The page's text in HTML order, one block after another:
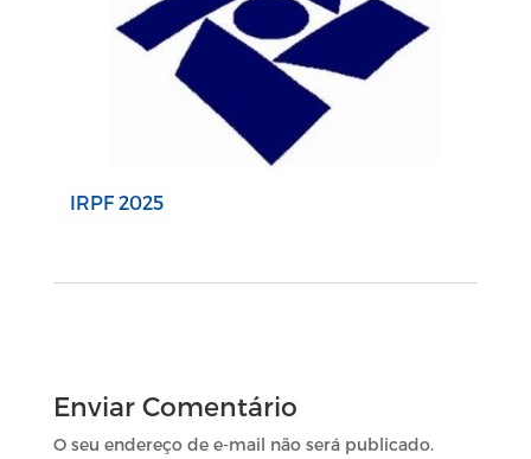
IRPF 2025
Enviar Comentário
O seu endereço de e-mail não será publicado.